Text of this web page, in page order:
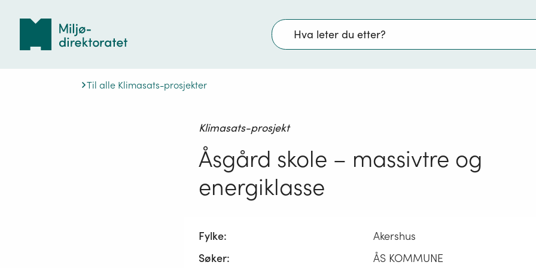
Søk
Til alle Klimasats-prosjekter
Klimasats-prosjekt
Åsgård skole – massivtre og
energiklasse
Fylke:
Akershus
Søker:
ÅS KOMMUNE